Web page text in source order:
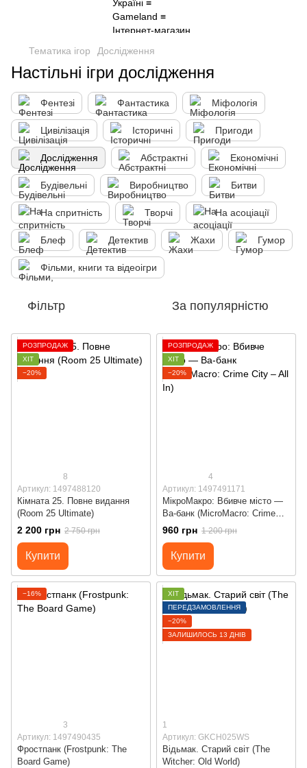
Тематика ігор Дослідження
Настільні ігри дослідження
Фентезі Фантастика Міфологія
Цивілізація Історичні Пригоди
Дослідження Абстрактні Економічні
Будівельні Виробництво Битви
На спритність Творчі На асоціації
Блеф Детектив Жахи Гумор
Фільми, книги та відеоігри
Фільтр За популярністю
РОЗПРОДАЖ
ХІТ
−20%
8
Артикул: 1497488120
Кімната 25. Повне видання
(Room 25 Ultimate)
2 200 грн 2 750 грн
Купити
РОЗПРОДАЖ
ХІТ
−20%
4
Артикул: 1497491171
МікроМакро: Вбивче місто —
Ва-банк (MicroMacro: Crime
City – All In)
960 грн 1 200 грн
Купити
−16%
3
Артикул: 1497490435
Фростпанк (Frostpunk: The
Board Game)
ХІТ
ПЕРЕДЗАМОВЛЕННЯ
−20%
ЗАЛИШИЛОСЬ 13 ДНІВ
1
Артикул: GKCH025WS
Відьмак. Старий світ (The
Witcher: Old World)